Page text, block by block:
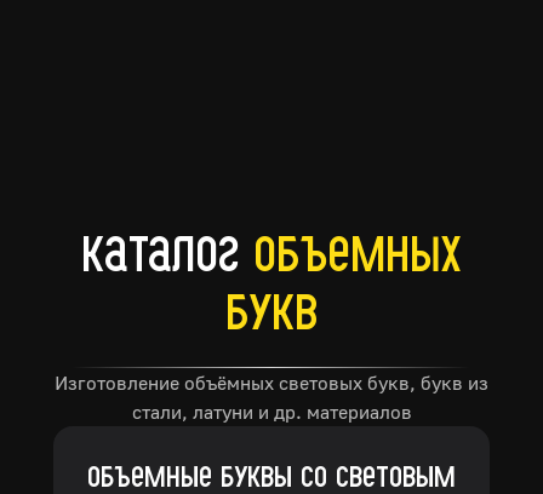
каталог объемных
букв
Изготовление объёмных световых букв, букв из
стали, латуни и др. материалов
Объемные буквы со световым